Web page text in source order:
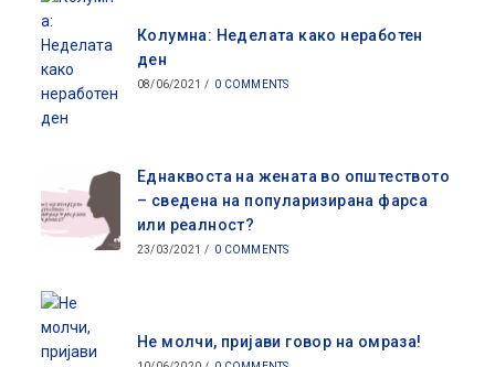
Колумна: Неделата како неработен
ден
08/06/2021 / 0 COMMENTS
Еднаквоста на жената во општеството
– сведена на популаризирана фарса
или реалност?
23/03/2021 / 0 COMMENTS
Не молчи, пријави говор на омраза!